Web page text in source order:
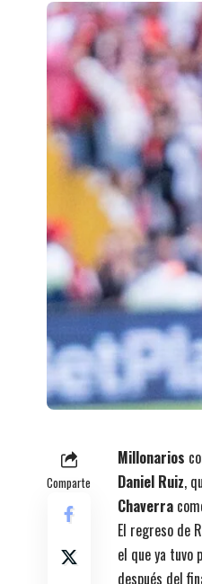
Comparte
Millonarios
Daniel Ruiz,
Chaverra
El regreso de
el que ya tuvo
después del